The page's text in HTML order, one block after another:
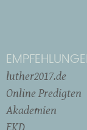
luther2017.de
Online Predigten
Akademien